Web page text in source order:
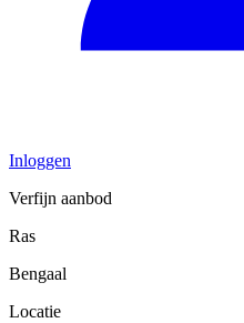
Inloggen
Verfijn aanbod
Ras
Bengaal
Locatie